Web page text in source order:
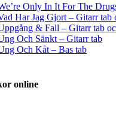
Only In It For The
Har Jag Gjort – Gitarr tab
& Fall – Gitarr tab
Och Sänkt – Gitarr tab
Och Kåt – Bas tab
online